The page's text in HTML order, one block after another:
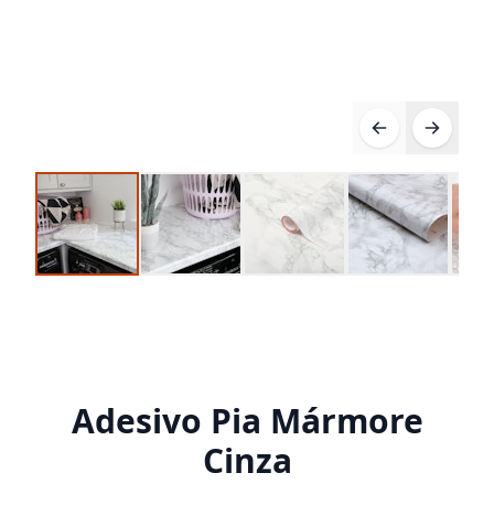
Adesivo Pia Mármore
Cinza